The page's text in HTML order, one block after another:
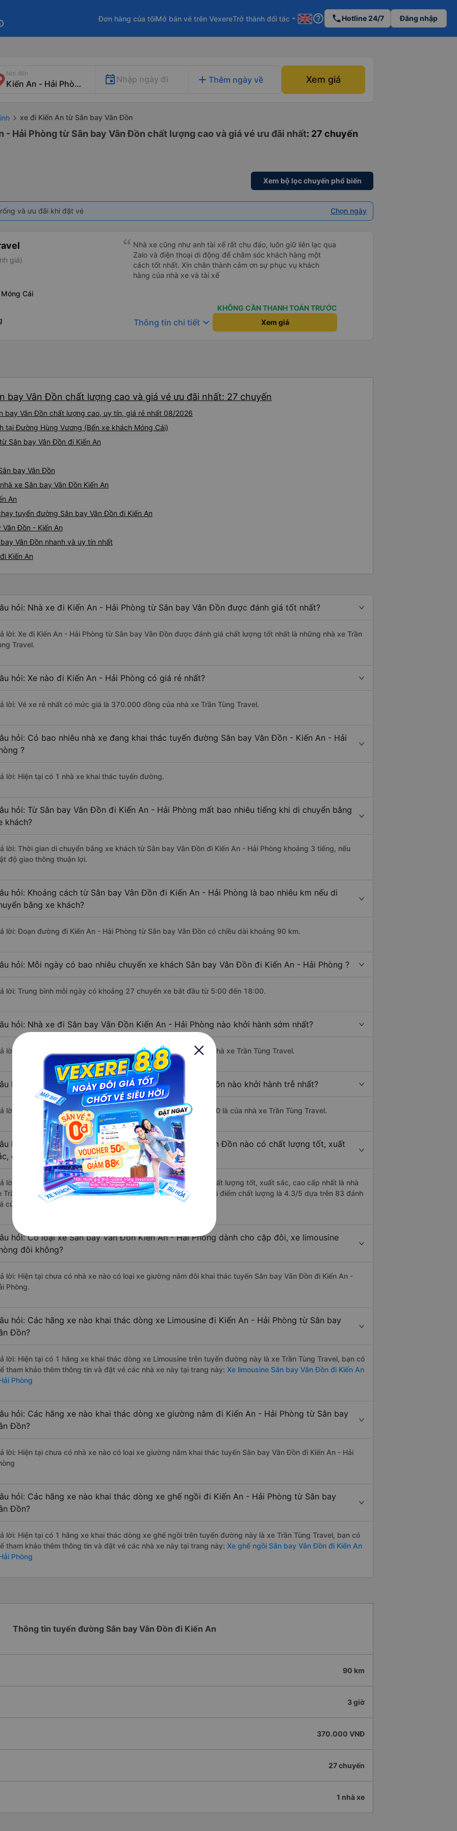
Đơn hàng của tôiMở bán vé trên VexereTrở thành đối tác arrow_drop_down help_outline phoneHotline 24/7 Đăng nhập
Nơi đến
Nhập ngày đi add Thêm ngày về Xem giá
xe đi Kiến An từ Sân bay Vân Đồn
- Hải Phòng từ Sân bay Vân Đồn chất lượng cao và giá vé ưu đãi nhất: 27 chuyến
Xem bộ lọc chuyến phổ biến
và ưu đãi khi đặt vé Chọn ngày
giá)
Cái
Nhà xe cũng như anh tài xế rất chu đáo, luôn giữ liên lạc qua
Zalo và điện thoại di động để chăm sóc khách hàng một
cách tốt nhất. Xin chân thành cảm ơn sự phục vụ khách
hàng của nhà xe và tài xế
KHÔNG CẦN THANH TOÁN TRƯỚC
Thông tin chi tiết keyboard_arrow_down Xem giá
bay Vân Đồn chất lượng cao và giá vé ưu đãi nhất: 27 chuyến
bay Vân Đồn chất lượng cao, uy tín, giá rẻ nhất 08/2026
tại Đường Hùng Vương (Bến xe khách Móng Cái)
Sân bay Vân Đồn đi Kiến An
bay Vân Đồn
xe Sân bay Vân Đồn Kiến An
An
tuyến đường Sân bay Vân Đồn đi Kiến An
Đồn - Kiến An
Vân Đồn nhanh và uy tín nhất
Kiến An
hỏi: Nhà xe đi Kiến An - Hải Phòng từ Sân bay Vân Đồn được đánh giá tốt nhất?
lời: Xe đi Kiến An - Hải Phòng từ Sân bay Vân Đồn được đánh giá chất lượng tốt nhất là những nhà xe Trần
Travel.
hỏi: Xe nào đi Kiến An - Hải Phòng có giá rẻ nhất?
lời: Vé xe rẻ nhất có mức giá là 370.000 đồng của nhà xe Trần Tùng Travel.
hỏi: Có bao nhiêu nhà xe đang khai thác tuyến đường Sân bay Vân Đồn - Kiến An - Hải
?
lời: Hiện tại có 1 nhà xe khai thác tuyến đường.
hỏi: Từ Sân bay Vân Đồn đi Kiến An - Hải Phòng mất bao nhiêu tiếng khi di chuyển bằng
khách?
lời: Thời gian di chuyển bằng xe khách từ Sân bay Vân Đồn đi Kiến An - Hải Phòng khoảng 3 tiếng, nếu
độ giao thông thuận lợi.
hỏi: Khoảng cách từ Sân bay Vân Đồn đi Kiến An - Hải Phòng là bao nhiêu km nếu di
bằng xe khách?
lời: Đoạn đường đi Kiến An - Hải Phòng từ Sân bay Vân Đồn có chiều dài khoảng 90 km.
hỏi: Mỗi ngày có bao nhiêu chuyến xe khách Sân bay Vân Đồn đi Kiến An - Hải Phòng ?
lời: Trung bình mỗi ngày có khoảng 27 chuyến xe bắt đầu từ 5:00 đến 18:00.
hỏi: Nhà xe đi Sân bay Vân Đồn Kiến An - Hải Phòng nào khởi hành sớm nhất?
lời: Chuyến xe có giờ xuất phát sớm nhất vào lúc 5:00 là của nhà xe Trần Tùng Travel.
hỏi: Nhà xe đi Kiến An - Hải Phòng từ Sân bay Vân Đồn nào khởi hành trễ nhất?
lời: Chuyến xe có giờ xuất phát trễ (muộn) nhất là vào lúc 18:00 là của nhà xe Trần Tùng Travel.
hỏi: Review xe đi Kiến An - Hải Phòng từ Sân bay Vân Đồn nào có chất lượng tốt, xuất
cao cấp nhất?
lời: Những hãng xe đi Sân bay Vân Đồn Kiến An - Hải Phòng chất lượng tốt, xuất sắc, cao cấp nhất là nhà
Trần Tùng Travel đi Kiến An - Hải Phòng từ Sân bay Vân Đồn với điểm chất lượng là 4.3/5 dựa trên 83 đánh
của khách hàng).
hỏi: Có loại xe Sân bay Vân Đồn Kiến An - Hải Phòng dành cho cặp đôi, xe limousine
đôi không?
lời: Hiện tại chưa có nhà xe nào có loại xe giường nằm đôi khai thác tuyến Sân bay Vân Đồn đi Kiến An -
Phòng.
hỏi: Các hãng xe nào khai thác dòng xe Limousine đi Kiến An - Hải Phòng từ Sân bay
Đồn?
lời: Hiện tại có 1 hãng xe khai thác dòng xe Limousine trên tuyến đường này là xe Trần Tùng Travel, bạn có
tham khảo thêm thông tin và đặt vé các nhà xe này tại trang này: Xe limousine Sân bay Vân Đồn đi Kiến An
Phòng
hỏi: Các hãng xe nào khai thác dòng xe giường nằm đi Kiến An - Hải Phòng từ Sân bay
Đồn?
lời: Hiện tại chưa có nhà xe nào có loại xe giường nằm khai thác tuyến Sân bay Vân Đồn đi Kiến An - Hải
hỏi: Các hãng xe nào khai thác dòng xe ghế ngồi đi Kiến An - Hải Phòng từ Sân bay
Đồn?
lời: Hiện tại có 1 hãng xe khai thác dòng xe ghế ngồi trên tuyến đường này là xe Trần Tùng Travel, bạn có
tham khảo thêm thông tin và đặt vé các nhà xe này tại trang này: Xe ghế ngồi Sân bay Vân Đồn đi Kiến An
Phòng
Thông tin tuyến đường Sân bay Vân Đồn đi Kiến An
90 km
3 giờ
370.000 VNĐ
27 chuyến
1 nhà xe